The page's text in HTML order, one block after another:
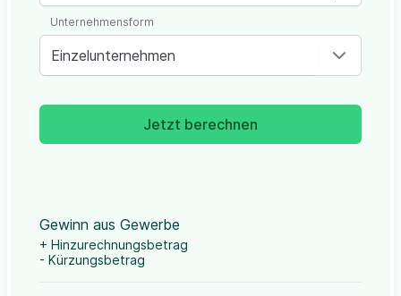
Einzelunternehmen
Unternehmensform
Jetzt berechnen
Gewinn aus Gewerbe
+ Hinzurechnungsbetrag
- Kürzungsbetrag